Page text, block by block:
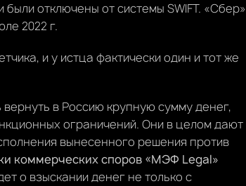
отключены от системы SWIFT. «Сбер»
2022 г.
и у истца фактически один и тот же
в Россию крупную сумму денег,
ограничений. Они в целом дают
вынесенного решения против
коммерческих споров «МЭФ Legal»
о взыскании денег не только с